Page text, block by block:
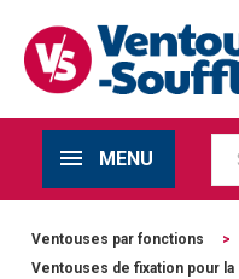
MENU
Ventouses par fonctions
>
Ventouses de fixation pour la